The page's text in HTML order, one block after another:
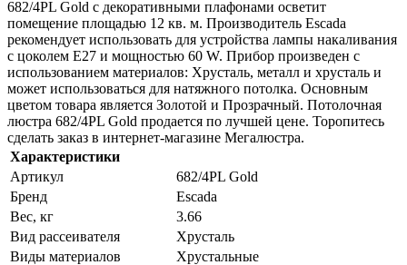
682/4PL Gold с декоративными плафонами осветит
помещение площадью 12 кв. м. Производитель Escada
рекомендует использовать для устройства лампы накаливания
с цоколем E27 и мощностью 60 W. Прибор произведен с
использованием материалов: Хрусталь, металл и хрусталь и
может использоваться для натяжного потолка. Основным
цветом товара является Золотой и Прозрачный. Потолочная
люстра 682/4PL Gold продается по лучшей цене. Торопитесь
сделать заказ в интернет-магазине Мегалюстра.
Характеристики
Артикул
682/4PL Gold
Бренд
Escada
Вес, кг
3.66
Вид рассеивателя
Хрусталь
Виды материалов
Хрустальные